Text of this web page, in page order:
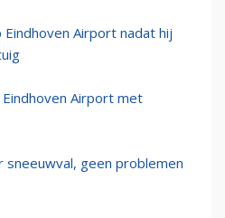
Airport nadat hij
Airport met
geen problemen